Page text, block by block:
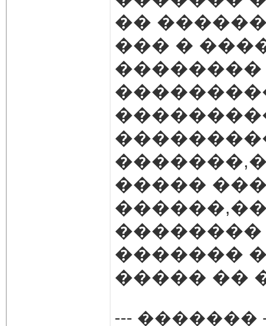
��
��� �
�����
��������
�������
����� ��
--- �������